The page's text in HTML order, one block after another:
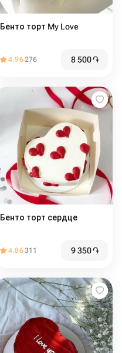
Бенто торт My Love
4.96276 8 500֏
Бенто торт сердце
4.86311 9 350֏